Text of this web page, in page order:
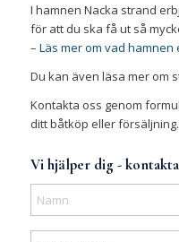
I hamnen Nacka strand
för att du ska få ut så
– Läs mer om vad hamnen
Du kan även läsa mer om
Kontakta oss genom
ditt båtköp eller försäljning.
Vi hjälper dig - kontakta